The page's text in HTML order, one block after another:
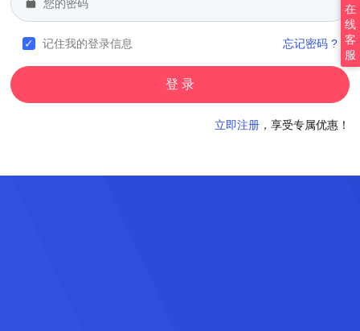
记住我的登录信息 忘记密码 ?
立即注册 ，享受专属优惠！
在
线
客
服